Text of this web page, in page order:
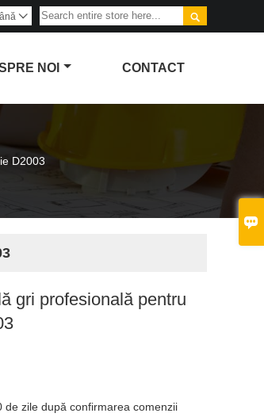



NOI CONTACT
D2003
gri profesională pentru
de zile după confirmarea comenzii